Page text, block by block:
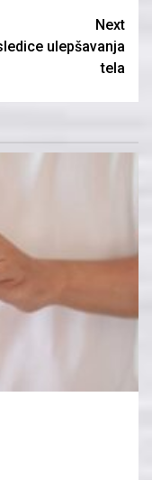
Next
ulepšavanja
tela